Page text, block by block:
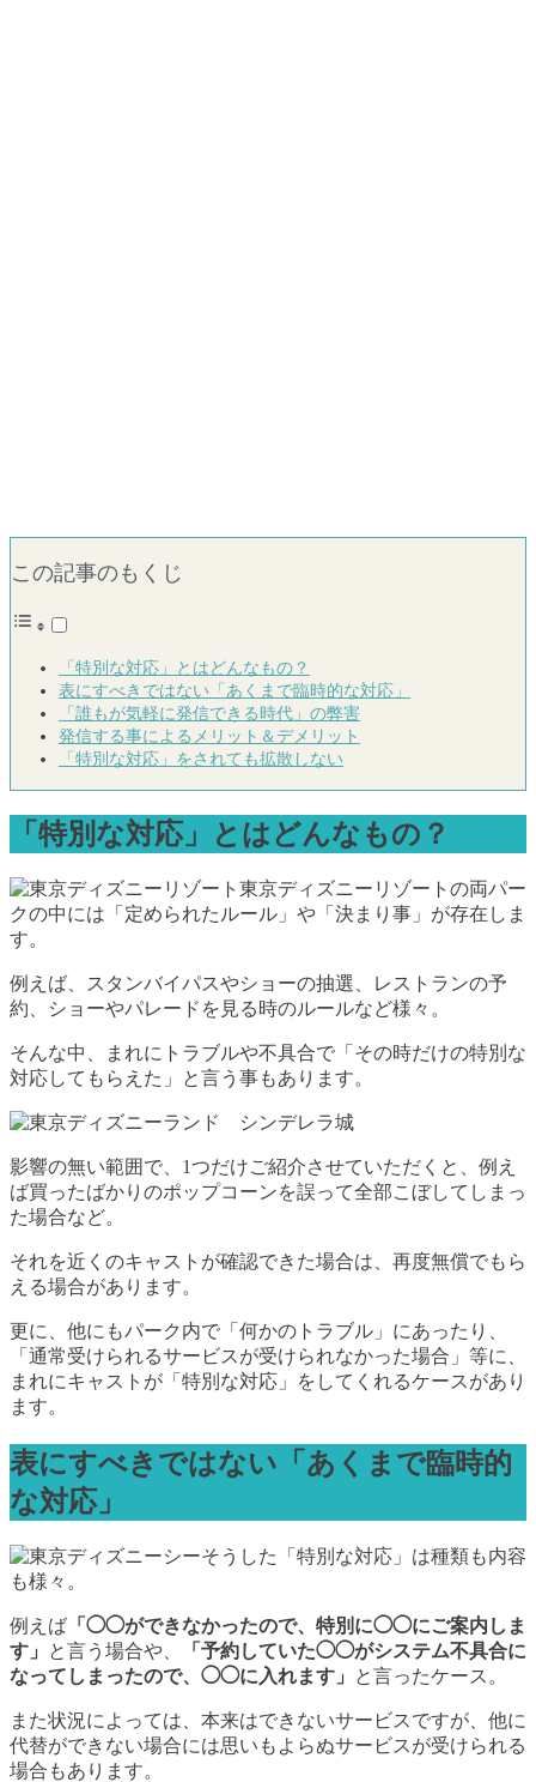
この記事のもくじ
「特別な対応」とはどんなもの？
表にすべきではない「あくまで臨時的な対応」
「誰もが気軽に発信できる時代」の弊害
発信する事によるメリット＆デメリット
「特別な対応」をされても拡散しない
「特別な対応」とはどんなもの？
東京ディズニーリゾートの両パー
クの中には「定められたルール」や「決まり事」が存在しま
す。
例えば、スタンバイパスやショーの抽選、レストランの予
約、ショーやパレードを見る時のルールなど様々。
そんな中、まれにトラブルや不具合で「その時だけの特別な
対応してもらえた」と言う事もあります。
影響の無い範囲で、1つだけご紹介させていただくと、例え
ば買ったばかりのポップコーンを誤って全部こぼしてしまっ
た場合など。
それを近くのキャストが確認できた場合は、再度無償でもら
える場合があります。
更に、他にもパーク内で「何かのトラブル」にあったり、
「通常受けられるサービスが受けられなかった場合」等に、
まれにキャストが「特別な対応」をしてくれるケースがあり
ます。
表にすべきではない「あくまで臨時的
な対応」
そうした「特別な対応」は種類も内容
も様々。
例えば 「◯◯ができなかったので、特別に◯◯にご案内しま
す」
と言う場合や、
「予約していた◯◯がシステム不具合に
なってしまったので、◯◯に入れます」
と言ったケース。
また状況によっては、本来はできないサービスですが、他に
代替ができない場合には思いもよらぬサービスが受けられる
場合もあります。